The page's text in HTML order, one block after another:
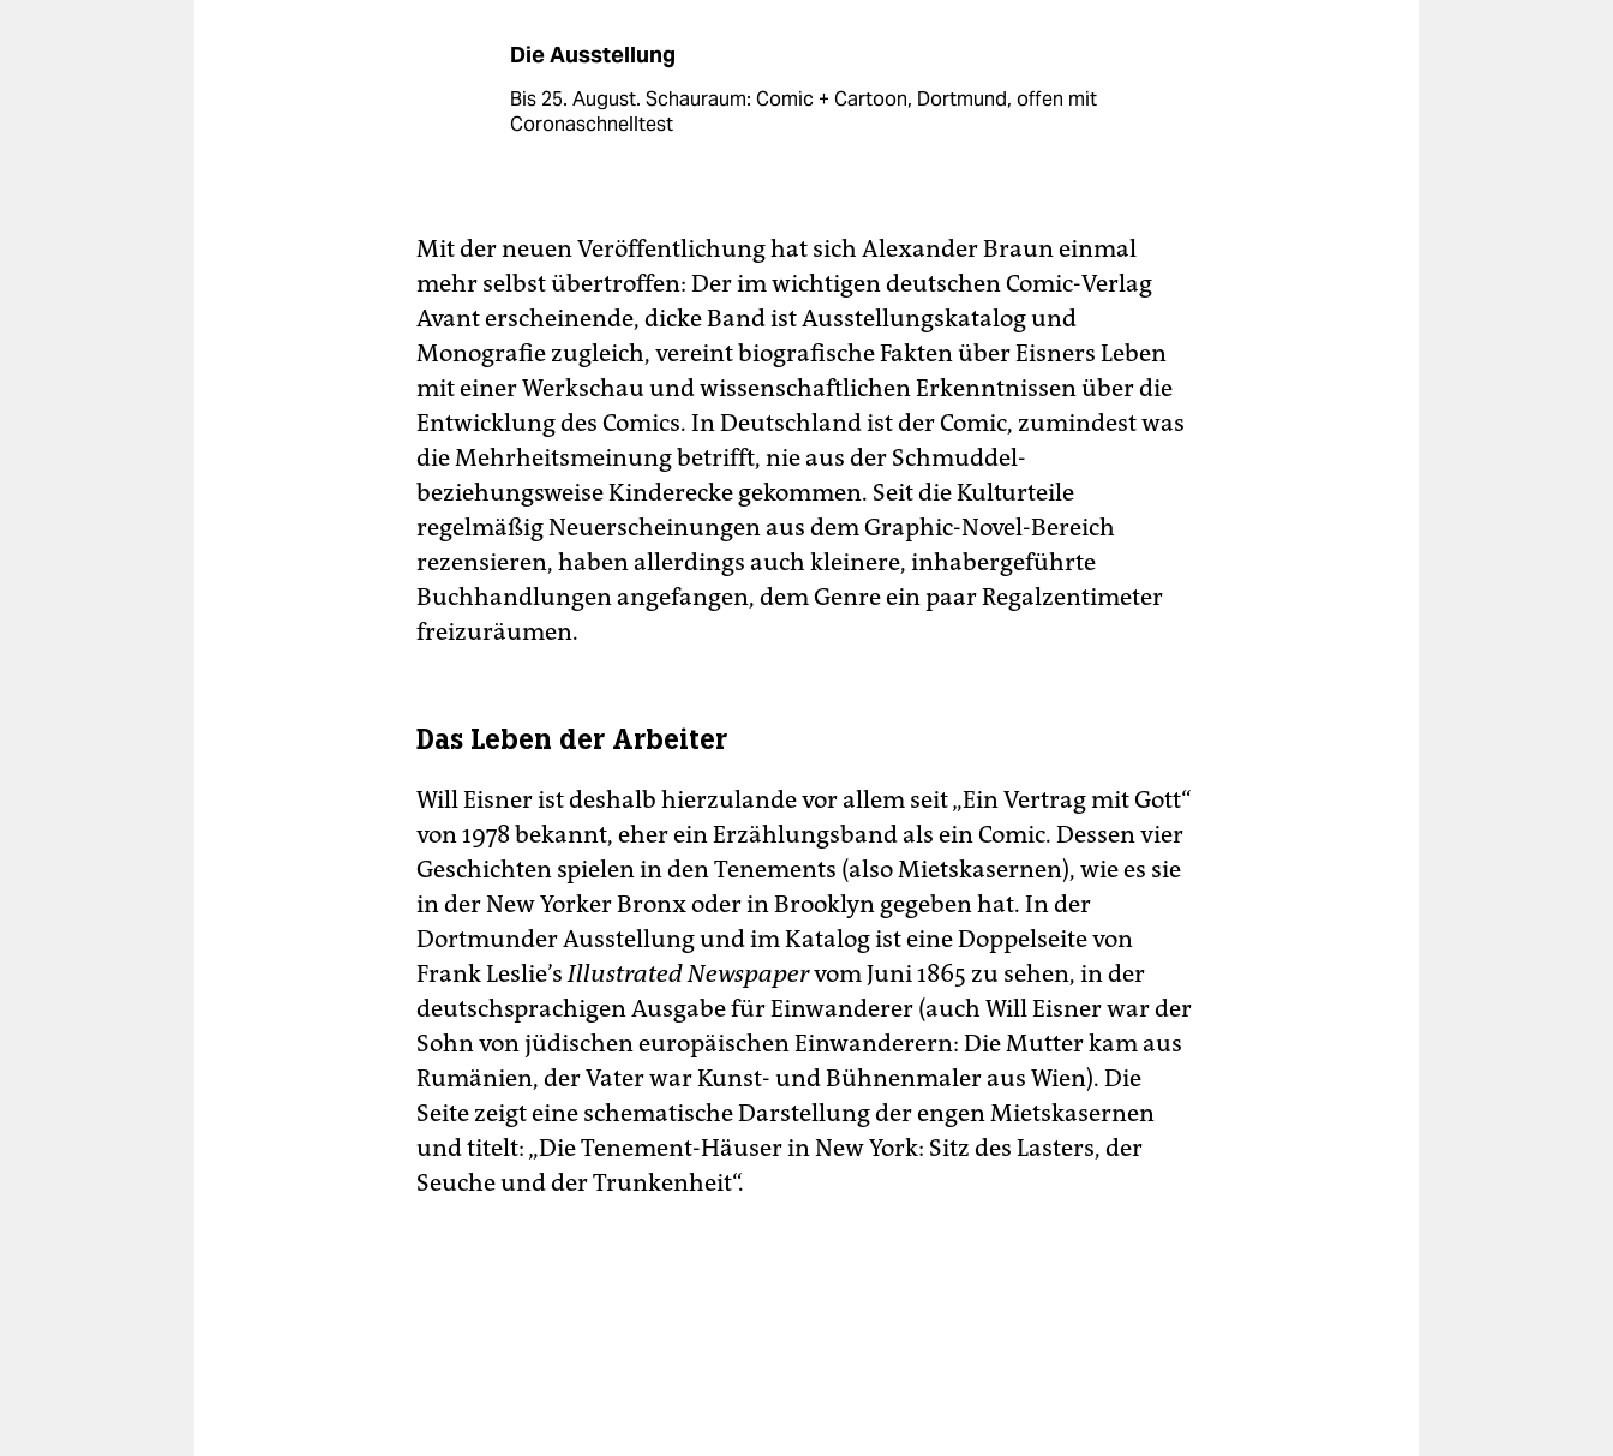
Die Ausstellung
Bis 25. August. Schauraum: Comic + Cartoon, Dortmund, offen mit
Coronaschnelltest
Mit der neuen Veröffentlichung hat sich Alexander Braun einmal
mehr selbst übertroffen: Der im wichtigen deutschen Comic-Verlag
Avant erscheinende, dicke Band ist Ausstellungskatalog und
Monografie zugleich, vereint biografische Fakten über Eisners Leben
mit einer Werkschau und wissenschaftlichen Erkenntnissen über die
Entwicklung des Comics. In Deutschland ist der Comic, zumindest was
die Mehrheitsmeinung betrifft, nie aus der Schmuddel-
beziehungsweise Kinderecke gekommen. Seit die Kulturteile
regelmäßig Neuerscheinungen aus dem Graphic-Novel-Bereich
rezensieren, haben allerdings auch kleinere, inhabergeführte
Buchhandlungen angefangen, dem Genre ein paar Regalzentimeter
freizuräumen.
Das Leben der Arbeiter
Will Eisner ist deshalb hierzulande vor allem seit „Ein Vertrag mit Gott“
von 1978 bekannt, eher ein Erzählungsband als ein Comic. Dessen vier
Geschichten spielen in den Tenements (also Mietskasernen), wie es sie
in der New Yorker Bronx oder in Brooklyn gegeben hat. In der
Dortmunder Ausstellung und im Katalog ist eine Doppelseite von
Frank Leslie’sIllustrated Newspapervom Juni 1865 zu sehen, in der
deutschsprachigen Ausgabe für Einwanderer (auch Will Eisner war der
Sohn von jüdischen europäischen Einwanderern: Die Mutter kam aus
Rumänien, der Vater war Kunst- und Bühnenmaler aus Wien). Die
Seite zeigt eine schematische Darstellung der engen Mietskasernen
und titelt: „Die Tenement-Häuser in New York: Sitz des Lasters, der
Seuche und der Trunkenheit“.